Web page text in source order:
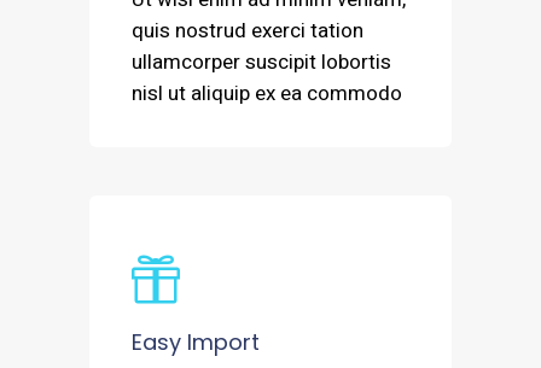
quis nostrud exerci tation
ullamcorper suscipit lobortis
nisl ut aliquip ex ea commodo
Easy Import